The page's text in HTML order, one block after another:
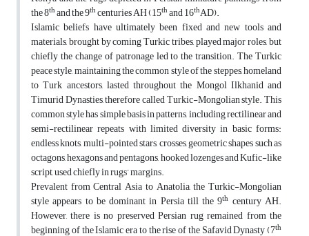
the 8thand the 9thcenturies AH (15thand 16thAD).
Islamic beliefs have ultimately been fixed and new tools and
materials, brought by coming Turkic tribes, played major roles, but
chiefly the change of patronage led to the transition. The Turkic
peace style, maintaining the common style of the steppes, homeland
to Turk ancestors, lasted throughout the Mongol Ilkhanid and
Timurid Dynasties, therefore called Turkic-Mongolian style. This
common style has simple basis in patterns, including rectilinear and
semi-rectilinear repeats with limited diversity in basic forms:
endless knots, multi-pointed stars, crosses, geometric shapes such as
octagons, hexagons and pentagons, hooked lozenges and Kufic-like
script, used chiefly in rugs’ margins.
Prevalent from Central Asia to Anatolia, the Turkic-Mongolian
style appears to be dominant in Persia till the 9th century AH.
However, there is no preserved Persian rug remained from the
beginning of the Islamic era to the rise of the Safavid Dynasty (7th